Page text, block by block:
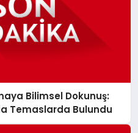
Bilimsel Dokunuş:
Temaslarda Bulundu